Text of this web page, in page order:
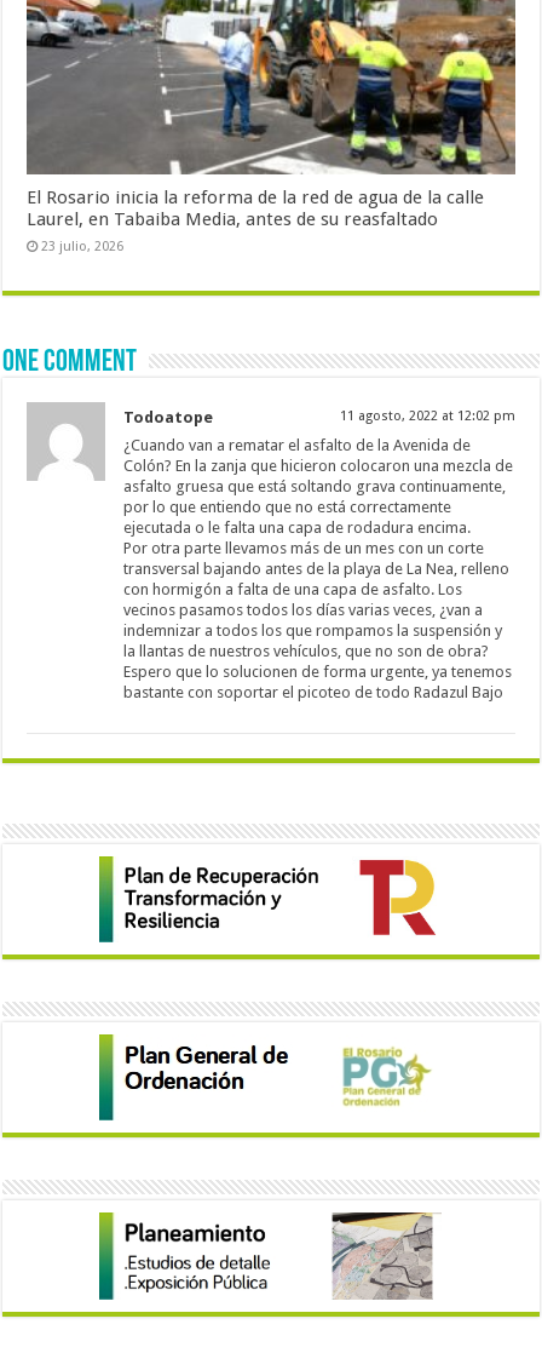
El Rosario inicia la reforma de la red de agua de la calle
Laurel, en Tabaiba Media, antes de su reasfaltado
23 julio, 2026
One comment
Todoatope 11 agosto, 2022 at 12:02 pm
¿Cuando van a rematar el asfalto de la Avenida de
Colón? En la zanja que hicieron colocaron una mezcla de
asfalto gruesa que está soltando grava continuamente,
por lo que entiendo que no está correctamente
ejecutada o le falta una capa de rodadura encima.
Por otra parte llevamos más de un mes con un corte
transversal bajando antes de la playa de La Nea, relleno
con hormigón a falta de una capa de asfalto. Los
vecinos pasamos todos los días varias veces, ¿van a
indemnizar a todos los que rompamos la suspensión y
la llantas de nuestros vehículos, que no son de obra?
Espero que lo solucionen de forma urgente, ya tenemos
bastante con soportar el picoteo de todo Radazul Bajo